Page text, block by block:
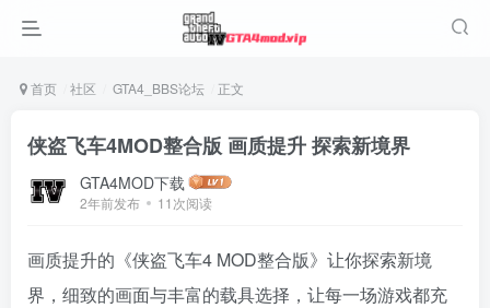
首页 社区 GTA4_BBS论坛 正文
侠盗飞车4MOD整合版 画质提升 探索新境界
GTA4MOD下载
2年前发布 11次阅读
画质提升的《侠盗飞车4 MOD整合版》让你探索新境
界，细致的画面与丰富的载具选择，让每一场游戏都充